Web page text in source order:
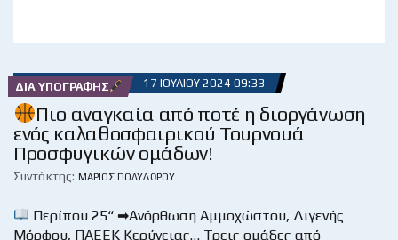
ΔΙΑ ΥΠΟΓΡΑΦΉΣ 17 ΙΟΥΛΊΟΥ 2024 09:33
Πιο αναγκαία από ποτέ η διοργάνωση
ενός καλαθοσφαιρικού Τουρνουά
Προσφυγικών ομάδων!
Συντάκτης: ΜΆΡΙΟΣ ΠΟΛΥΔΏΡΟΥ
Περίπου 25“ ➡Ανόρθωση Αμμοχώστου, Διγενής
Μόρφου, ΠΑΕΕΚ Κερύνειας… Τρεις ομάδες από